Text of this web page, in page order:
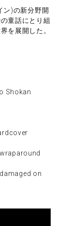
ン)の新分野開
童話にとり組
を展開した。
Shokan
on